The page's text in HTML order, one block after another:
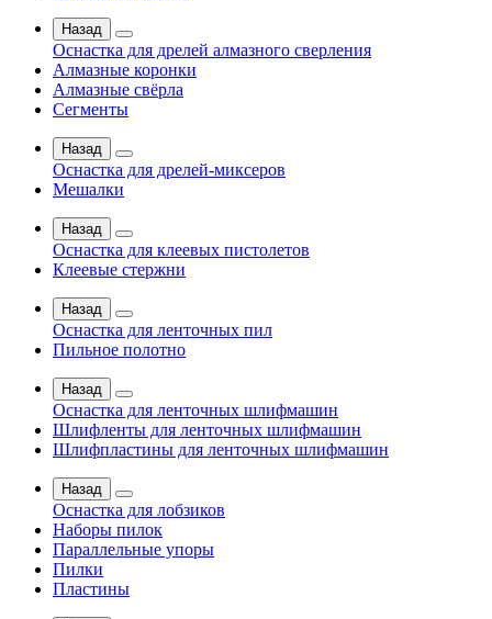
Назад
Оснастка для дрелей алмазного сверления
Алмазные коронки
Алмазные свёрла
Сегменты
Назад
Оснастка для дрелей-миксеров
Мешалки
Назад
Оснастка для клеевых пистолетов
Клеевые стержни
Назад
Оснастка для ленточных пил
Пильное полотно
Назад
Оснастка для ленточных шлифмашин
Шлифленты для ленточных шлифмашин
Шлифпластины для ленточных шлифмашин
Назад
Оснастка для лобзиков
Наборы пилок
Параллельные упоры
Пилки
Пластины